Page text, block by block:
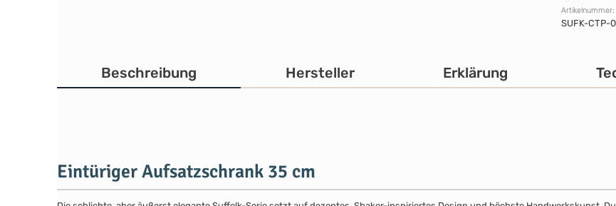
Artikelnummer:
SUFK-CTP-
Beschreibung Hersteller Erklärung
Eintüriger Aufsatzschrank 35 cm